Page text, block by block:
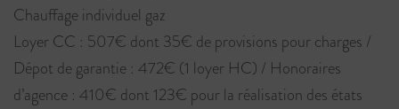
Chauffage individuel gaz
Loyer CC : 507€ dont 35€ de provisions pour charges /
Dépot de garantie : 472€ (1 loyer HC) / Honoraires
d’agence : 410€ dont 123€ pour la réalisation des états